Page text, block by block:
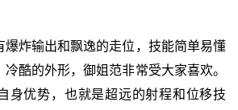
爆炸输出和飘逸的走位，技能简单易懂
酷的外形，御姐范非常受大家喜欢。
身优势，也就是超远的射程和位移技